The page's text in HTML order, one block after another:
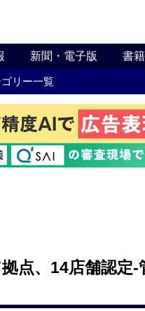
新聞・電子版 書
リー一覧
点、14店舗認定